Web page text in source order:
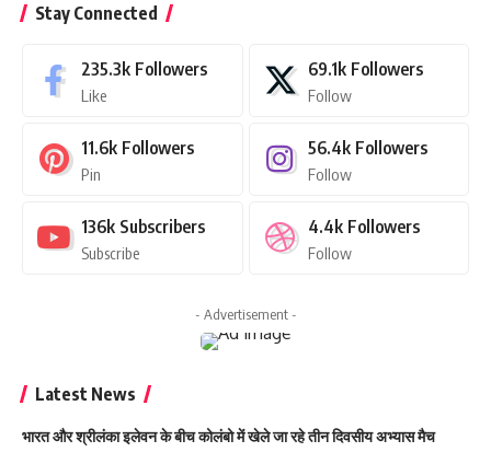
Stay Connected
235.3k Followers
Like
69.1k Followers
Follow
11.6k Followers
Pin
56.4k Followers
Follow
136k Subscribers
Subscribe
4.4k Followers
Follow
- Advertisement -
Latest News
भारत और श्रीलंका इलेवन के बीच कोलंबो में खेले जा रहे तीन दिवसीय अभ्यास मैच